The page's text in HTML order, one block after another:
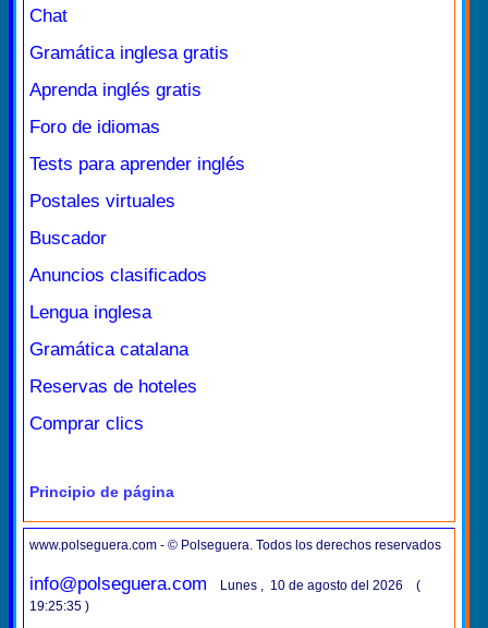
Chat
Gramática inglesa gratis
Aprenda inglés gratis
Foro de idiomas
Tests para aprender inglés
Postales virtuales
Buscador
Anuncios clasificados
Lengua inglesa
Gramática catalana
Reservas de hoteles
Comprar clics
Principio de página
www.polseguera.com - © Polseguera. Todos los derechos reservados
info@polseguera.com
Lunes , 10 de agosto del 2026 (
19:25:35 )